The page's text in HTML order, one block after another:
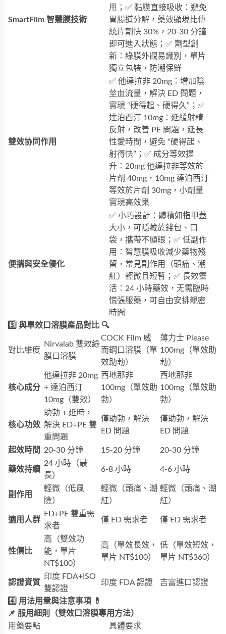
SmartFilm 智慧膜技術
用；✅ 黏膜直接吸收：避免
胃腸道分解，藥效顯現比傳
統片劑快 30%，20-30 分鐘
即可進入狀態；✅ 劑型創
新：綠膜外觀易識別，單片
獨立包裝，防潮保鮮
雙效协同作用
✅ 他達拉非 20mg：增加陰
莖血流量，解決 ED 問題，
實現 “硬得起、硬得久”；✅
達泊西汀 10mg：延緩射精
反射，改善 PE 問題，延長
性愛時間，避免 “硬得起、
射得快”；✅ 成分等效提
升：20mg 他達拉非等效於
片劑 40mg，10mg 達泊西汀
等效於片劑 30mg，小劑量
實現高效果
便攜與安全優化
✅ 小巧設計：體積如指甲蓋
大小，可隱藏於錢包、口
袋，攜帶不顯眼；✅ 低副作
用：智慧膜吸收減少藥物殘
留，常見副作用（頭痛、潮
紅）輕微且短暫；✅ 長效靈
活：24 小時藥效，无需臨時
慌張服藥，可自由安排親密
時間
3️⃣ 與單效口溶膜產品對比 🔍
對比維度
Nirvalab 雙效綠
膜口溶膜
COCK Film 威
而鋼口溶膜（單
效助勃）
薄力士 Please
100mg（單效助
勃）
核心成分
他達拉非 20mg
+ 達泊西汀
10mg（雙效）
西地那非
100mg（單效助
勃）
西地那非
100mg（單效助
勃）
核心功效
助勃 + 延時，
解決 ED+PE 雙
重問題
僅助勃，解決
ED 問題
僅助勃，解決
ED 問題
起效時間 20-30 分鐘 15-20 分鐘 20-30 分鐘
藥效持續
24 小時（最
長）
6-8 小時 4-6 小時
副作用
輕微（低風
險）
輕微（頭痛、潮
紅）
輕微（頭痛、潮
紅）
適用人群
ED+PE 雙重需
求者
僅 ED 需求者 僅 ED 需求者
性價比
高（雙效功
能，單片
NT$100）
高（單效長效，
單片 NT$100）
低（單效短效，
單片 NT$360）
認證資質
印度 FDA+ISO
雙認證
印度 FDA 認證 吉富進口認證
4️⃣ 用法用量與注意事項 💊
📌 服用細則（雙效口溶膜專用方法）
用藥要點
具體要求